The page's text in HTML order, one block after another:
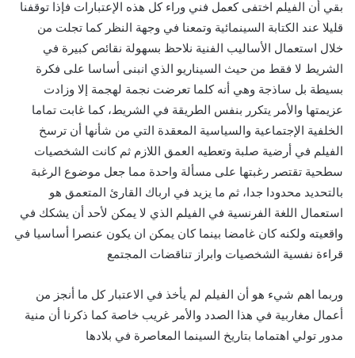
بقي أن الفيلم اختفى كعمل فني وراء كل هذه الإعتبارات فإذا توقفنا
قليلا عند الكتابة السينمائية وتمعنا في وجهة النظر كما تجلت من
خلال استعمال الأساليب الفنية نلاحظ بسهولة نقائص كبيرة في
الشريط لا فقط من حيث السيناريو الذي انبنى أساسا على فكرة
بسيطة بل ساذجة وهي أنه كلما تعرضت نجمة لهجمة إلا وزادت
عزيمتها والأمر يتكرر بنفس الطريقة في الشريط، كما غابت تماما
الخلفية الإجتماعية والسياسية المعقدة التي من شأنها أن ترسخ
الفيلم في أرضية صلبة وتعطيه العمق اللازم ثم كانت الشخصيات
سطحية تقتصر رغبتها على مسألة واحدة مما جعل موضوع الرغبة
بالتحديد محدودا جدا، ثم ما يزيد في ارباك القارئ المتعمق هو
استعمال اللغة الفرنسية في الفيلم الذي لا يمكن لأحد أن يشكك في
واقعيته ولكنه كان غامضا بينما كان يمكن ان يكون عنصرا أساسيا في
قراءة نفسية الشخصيات وابراز تناقضات المجتمع
وربما اهم شيء هو أن الفيلم لم يأخذ في الاعتبار كل ما أنجز من
أعمال مغاربية في هذا الصدد والأمر غريب خاصة كما ذكرنا أن منية
مدور تولي اهتماما بتاريخ السينما المعاصرة في بلادها